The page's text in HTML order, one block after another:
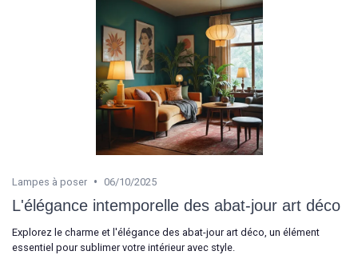
Lampes à poser • 06/10/2025
L'élégance intemporelle des abat-jour art déco
Explorez le charme et l'élégance des abat-jour art déco, un élément
essentiel pour sublimer votre intérieur avec style.